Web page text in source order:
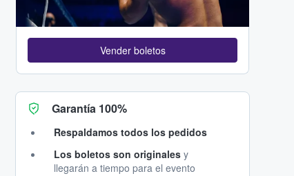
Vender boletos
Garantía 100%
Respaldamos todos los pedidos
Los boletos son originales y
llegarán a tiempo para el evento